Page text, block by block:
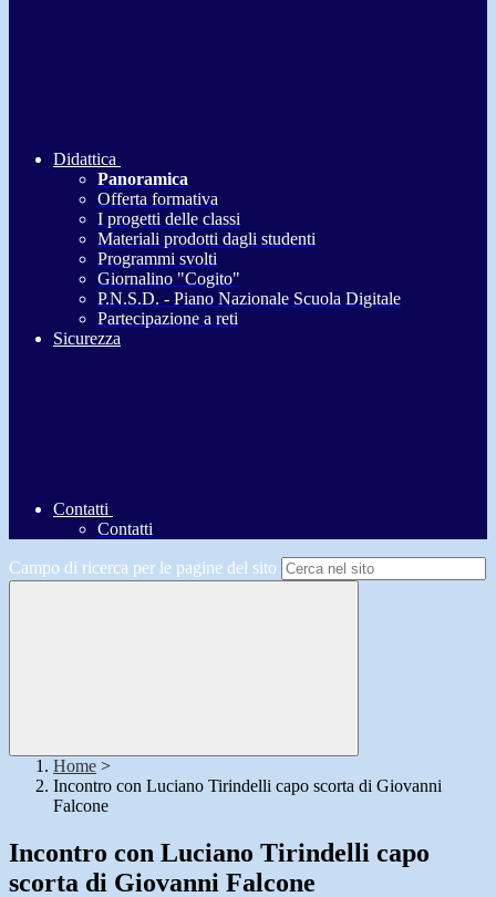
Didattica
Panoramica
Offerta formativa
I progetti delle classi
Materiali prodotti dagli studenti
Programmi svolti
Giornalino "Cogito"
P.N.S.D. - Piano Nazionale Scuola Digitale
Partecipazione a reti
Sicurezza
Contatti
Contatti
Campo di ricerca per le pagine del sito
Home >
Incontro con Luciano Tirindelli capo scorta di Giovanni
Falcone
Incontro con Luciano Tirindelli capo
scorta di Giovanni Falcone